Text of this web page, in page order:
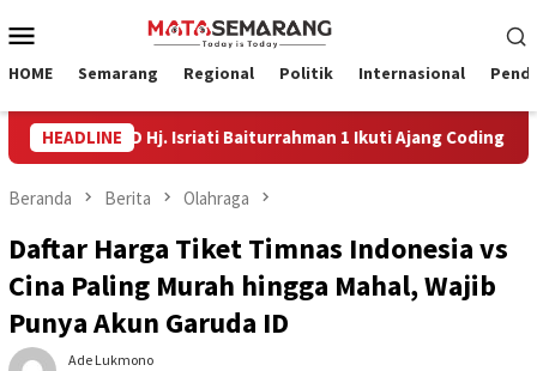
ke
Mobile
HOME Semarang Regional Politik Internasional
HEADLINE
SD Hj. Isriati Baiturrahman 1 Ikuti Ajang Coding
Beranda Berita Olahraga
Daftar Harga Tiket Timnas Indonesia vs
Cina Paling Murah hingga Mahal, Wajib
Punya Akun Garuda ID
Ade Lukmono